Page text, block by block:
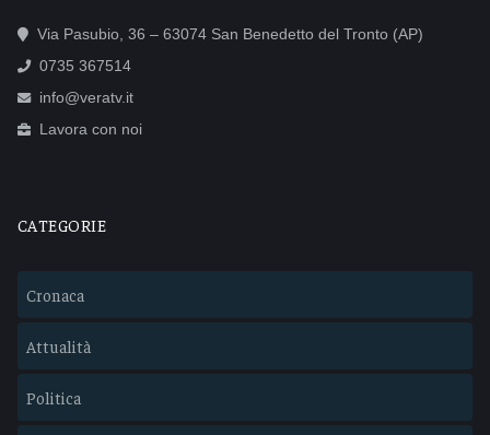
Via Pasubio, 36 – 63074 San Benedetto del Tronto (AP)
0735 367514
info@veratv.it
Lavora con noi
CATEGORIE
Cronaca
Attualità
Politica